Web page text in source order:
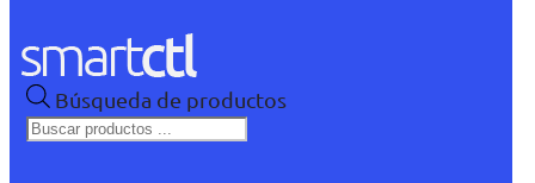
Búsqueda de productos